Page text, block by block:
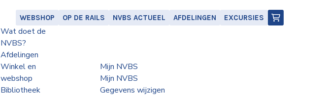
WEBSHOP OP DE RAILS NVBS ACTUEEL AFDELINGEN EXCURSIES
Wat doet de
NVBS?
Afdelingen
Winkel en
webshop
Bibliotheek
Mijn NVBS
Mijn NVBS
Gegevens wijzigen